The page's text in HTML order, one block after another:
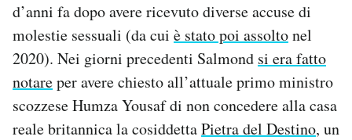
d’anni fa dopo avere ricevuto diverse accuse di
molestie sessuali (da cui è stato poi assoltonel
2020). Nei giorni precedenti Salmond si era fatto
notareper avere chiesto all’attuale primo ministro
scozzese Humza Yousaf di non concedere alla casa
reale britannica la cosiddettaPietra del Destino, un